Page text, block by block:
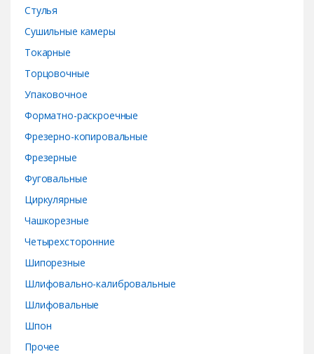
Стулья
Сушильные камеры
Токарные
Торцовочные
Упаковочное
Форматно-раскроечные
Фрезерно-копировальные
Фрезерные
Фуговальные
Циркулярные
Чашкорезные
Четырехсторонние
Шипорезные
Шлифовально-калибровальные
Шлифовальные
Шпон
Прочее